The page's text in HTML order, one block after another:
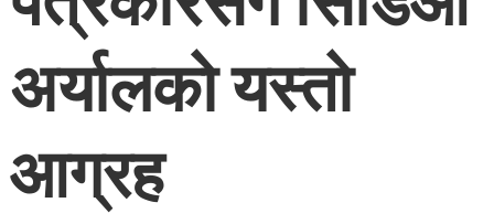
अर्यालको यस्तो
आग्रह